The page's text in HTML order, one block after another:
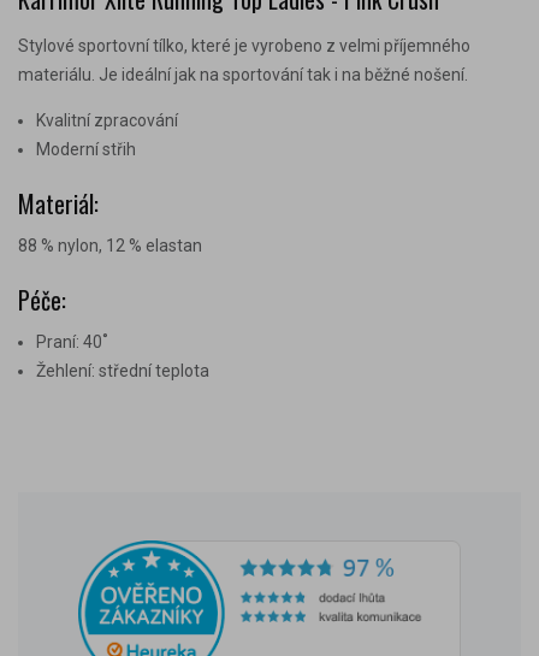
Stylové sportovní tílko, které je vyrobeno z velmi příjemného
materiálu. Je ideální jak na sportování tak i na běžné nošení.
Kvalitní zpracování
Moderní střih
Materiál:
88 % nylon, 12 % elastan
Péče:
Praní: 40˚
Žehlení: střední teplota